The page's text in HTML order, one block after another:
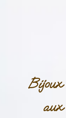
Bijoux
aux